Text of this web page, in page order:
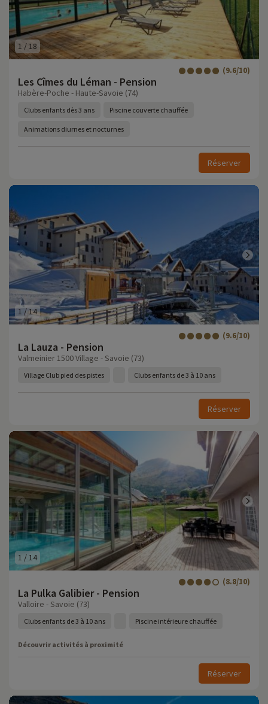
1 / 18
Les Cîmes du Léman - Pension
(9.6/10)
Habère-Poche - Haute-Savoie (74)
Clubs enfants dès 3 ans Piscine couverte chauffée
Animations diurnes et nocturnes
Réserver
1/14
La Lauza - Pension
(9.6/10)
Valmeinier 1500 Village - Savoie (73)
Village Club pied des pistes Clubs enfants de 3 à 10 ans
Réserver
1 / 14
La Pulka Galibier - Pension
(8.8/10)
Valloire - Savoie (73)
Clubs enfants de 3 à 10 ans Piscine intérieure chauffée
Découvrir activités à proximité
Réserver